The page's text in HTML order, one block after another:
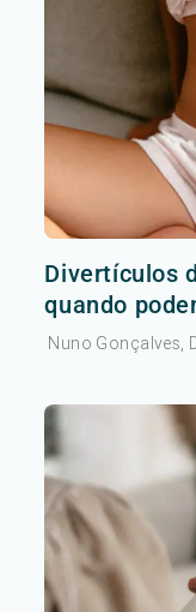
Divertículos
quando
Nuno Gonçalves,